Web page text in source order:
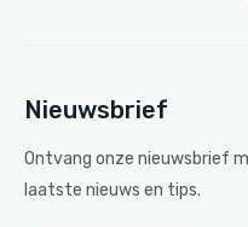
Nieuwsbrief
Ontvang onze nieuwsbrief
laatste nieuws en tips.